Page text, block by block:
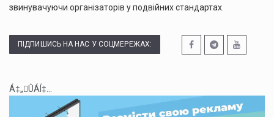
звинувачуючи організаторів у подвійних стандартах.
ПІДПИШИСЬ НА НАС У СОЦМЕРЕЖАХ:
Á‡„ÛÁÍ‡...